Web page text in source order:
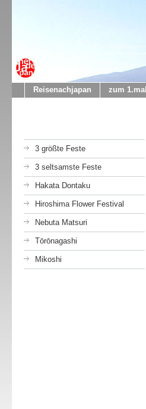
Reisenachjapan zum 1.mal
3 größte Feste
3 seltsamste Feste
Hakata Dontaku
Hiroshima Flower Festival
Nebuta Matsuri
Tōrōnagashi
Mikoshi